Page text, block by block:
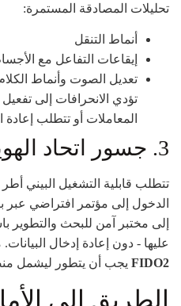
تحليلات المصادقة المستمرة:
أنماط التنقل
إيقاعات التفاعل مع
تعديل الصوت وأنماط الكلام
تؤدي الانحرافات إلى تفعيل
المعاملات أو تتطلب إعادة
3. جسور اتحاد الهوية
تتطلب قابلية التشغيل البيني
الدخول إلى مؤتمر افتراضي عبر
إلى مختبر آمن للبحث والتطوير
عليها - دون إعادة إدخال البيانات.
FIDO2يجب أن يتطور ليشمل
الطريق إلى